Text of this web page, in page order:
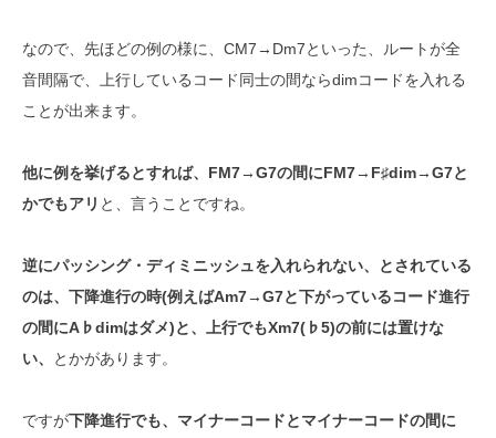
なので、先ほどの例の様に、CM7→Dm7といった、ルートが全
音間隔で、上行しているコード同士の間ならdimコードを入れる
ことが出来ます。
他に例を挙げるとすれば、FM7→G7の間にFM7→F♯dim→G7と
かでもアリ と、言うことですね。
逆にパッシング・ディミニッシュを入れられない、とされている
のは、下降進行の時(例えばAm7→G7と下がっているコード進行
の間にA♭dimはダメ)と、上行でもXm7(♭5)の前には置けな
い、
とかがあります。
ですが下降進行でも、マイナーコードとマイナーコードの間に